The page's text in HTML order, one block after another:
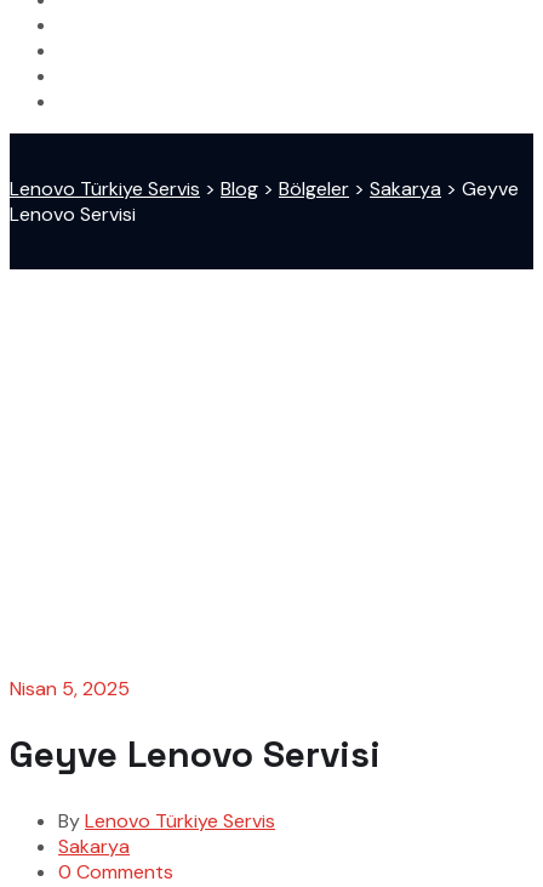
Lenovo Türkiye Servis > Blog > Bölgeler > Sakarya > Geyve
Lenovo Servisi
Nisan 5, 2025
Geyve Lenovo Servisi
ByLenovo Türkiye Servis
Sakarya
0 Comments